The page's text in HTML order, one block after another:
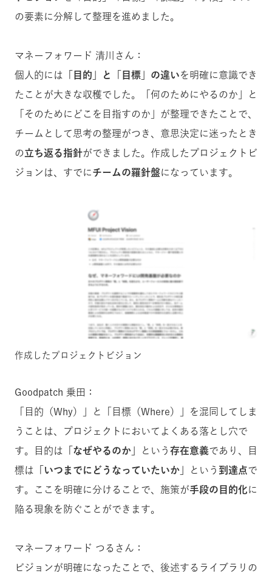
の要素に分解して整理を進めました。
マネーフォワード 清川さん：
個人的には
「目的」と「目標」の違いを明確に意識でき
たことが大きな収穫でした。「何のためにやるのか」と
「そのためにどこを目指すのか」が整理できたことで、
チームとして思考の整理がつき、意思決定に迷ったとき
の立ち返る指針ができました。作成したプロジェクトビ
ジョンは、すでにチームの羅針盤になっています。
作成したプロジェクトビジョン
Goodpatch 乗田：
「目的（Why）」と「目標（Where）」を混同してしま
うことは、プロジェクトにおいてよくある落とし穴で
す。目的は
「なぜやるのか」 という 存在意義であり、目
標は
「いつまでにどうなっていたいか」 という 到達点で
す。ここを明確に分けることで、施策が手段の目的化に
陥る現象を防ぐことができます。
マネーフォワード つるさん：
ビジョンが明確になったことで、後述するライブラリの